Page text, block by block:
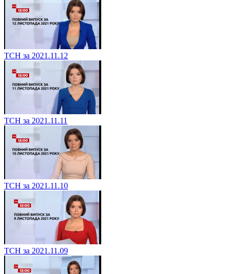
ТСН за 2021.11.12
ТСН за 2021.11.11
ТСН за 2021.11.10
ТСН за 2021.11.09